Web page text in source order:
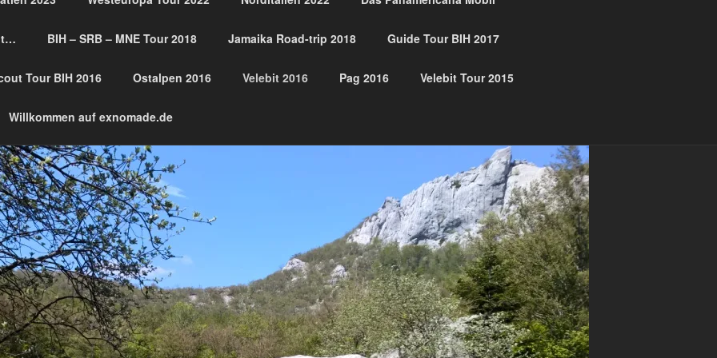
OVERLAND SITE
BIH – SRB – MNE Tour 2018 Jamaika Road-trip 2018 Guide Tour BIH 2017
Tour BIH 2016 Ostalpen 2016 Velebit 2016 Pag 2016 Velebit Tour 2015
Willkommen auf exnomade.de